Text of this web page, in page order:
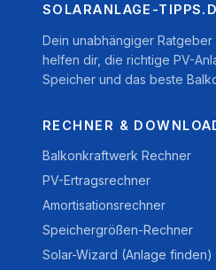
SOLARANLAGE-
Dein unabhängiger
helfen dir, die richtige PV-
Speicher und das beste
RECHNER &
Balkonkraftwerk Rechner
PV-Ertragsrechner
Amortisationsrechner
Speichergrößen-Rechner
Solar-Wizard (Anlage finden)